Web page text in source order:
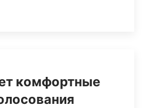
комфортные